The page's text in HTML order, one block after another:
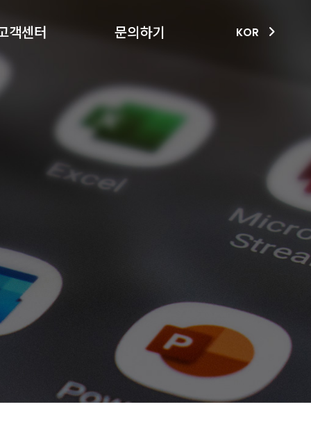
객센터 문의하기 KOR